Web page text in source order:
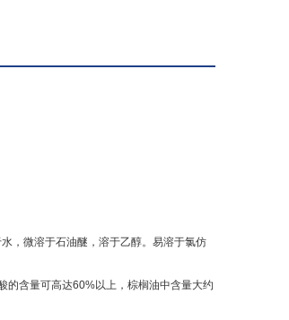
，微溶于石油醚，溶于乙醇。易溶于氯仿
的含量可高达60%以上，棕榈油中含量大约